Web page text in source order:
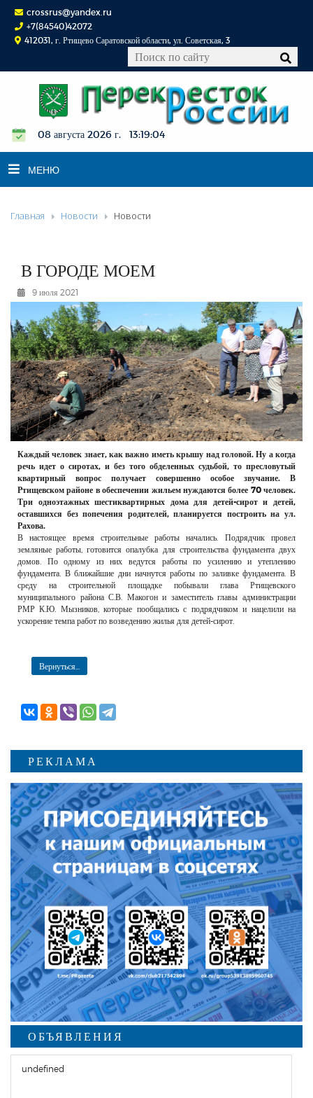
crossrus@yandex.ru
+7(84540)42072
412031, г. Ртищево Саратовской области, ул. Советская, 3
08 августа 2026 г. 13:19:05
МЕНЮ
НОВОСТИ
К СВЕДЕНИЮ
ФОТОРЕПОРТАЖИ
РЕКЛАМОДАТЕЛЯМ
ОБЪЯВЛЕНИЯ
КОНТАКТЫ
Главная Новости Новости
В ГОРОДЕ МОЕМ
9 июля 2021
Каждый человек знает, как важно иметь крышу над головой. Ну а когда
речь идет о сиротах, и без того обделенных судьбой, то пресловутый
квартирный вопрос получает совершенно особое звучание. В
Ртищевском районе в обеспечении жильем нуждаются более 70 человек.
Три одноэтажных шестиквартирных дома для детей-сирот и детей,
оставшихся без попечения родителей, планируется построить на ул.
Рахова.
В настоящее время строительные работы начались. Подрядчик провел
земляные работы, готовится опалубка для строительства фундамента двух
домов. По одному из них ведутся работы по усилению и утеплению
фундамента. В ближайшие дни начнутся работы по заливке фундамента. В
среду на строительной площадке побывали глава Ртищевского
муниципального района С.В. Макогон и заместитель главы администрации
РМР К.Ю. Мызников, которые пообщались с подрядчиком и нацелили на
ускорение темпа работ по возведению жилья для детей-сирот.
Вернуться...
РЕКЛАМА
ОБЪЯВЛЕНИЯ
undefined